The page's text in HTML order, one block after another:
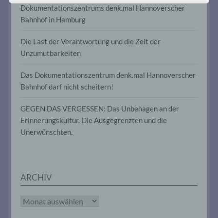
Dokumentationszentrums denk.mal Hannoverscher
Bahnhof in Hamburg
Die Last der Verantwortung und die Zeit der
Unzumutbarkeiten
Das Dokumentationszentrum denk.mal Hannoverscher
Bahnhof darf nicht scheitern!
GEGEN DAS VERGESSEN: Das Unbehagen an der
Erinnerungskultur. Die Ausgegrenzten und die
Unerwünschten.
ARCHIV
Archiv
identifizierte oder identifizierbare
natürliche Person (im Folgenden
„betroffene Person") beziehen. Als
angesehen, die direkt oder indirekt,
insbesondere mittels Zuordnung zu einer
Kennung wie einem Namen, zu einer
Online-Kennung oder zu einem oder
Ausdruck der physischen,
psychischen, wirtschaftlichen, kulturellen
oder sozialen Identität dieser natürlichen
Person sind, identifiziert werden kann.
Betroffene Person ist jede identifizierte
oder identifizierbare natürliche Person,
für die Verarbeitung Verantwortlichen